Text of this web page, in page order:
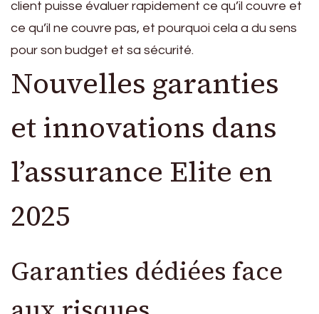
client puisse évaluer rapidement ce qu’il couvre et
ce qu’il ne couvre pas, et pourquoi cela a du sens
pour son budget et sa sécurité.
Nouvelles garanties
et innovations dans
l’assurance Elite en
2025
Garanties dédiées face